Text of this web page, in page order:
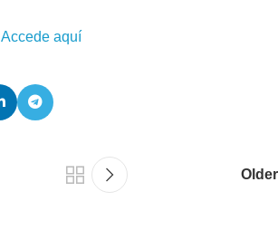
Accede aquí
Older